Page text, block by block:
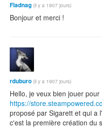
Fladnag (il y a 1907 jours)
Bonjour et merci !
rduburo (il y a 1907 jours)
Hello, je veux bien jouer pour
https://
proposé par Sigarett et qui a
c'est la première création du